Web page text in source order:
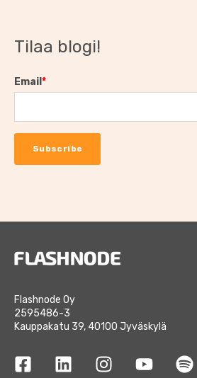
Tilaa blogi!
Email *
Flashnode Oy
2595486-3
Kauppakatu 39, 40100 Jyväskylä